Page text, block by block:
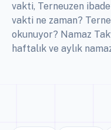
vakti, Terneuzen
vakti ne zaman?
okunuyor? Namaz
haftalık ve aylık